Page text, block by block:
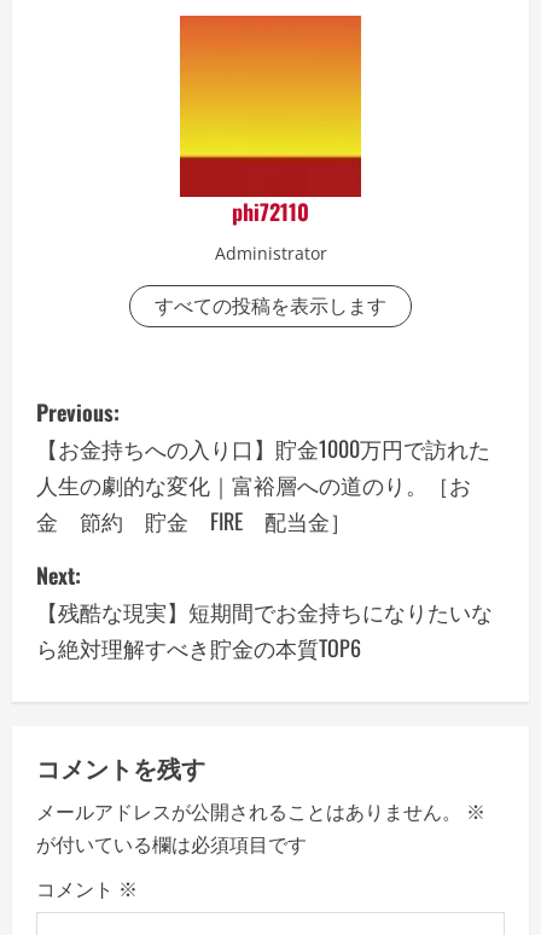
phi72110
Administrator
すべての投稿を表示します
P
o
s
t
n
a
v
i
g
a
t
Previous:
【お金持ちへの入り口】貯金1000万円で訪れた
人生の劇的な変化｜富裕層への道のり。［お
金 節約 貯金 FIRE 配当金］
Next:
【残酷な現実】短期間でお金持ちになりたいな
ら絶対理解すべき貯金の本質TOP6
コメントを残す
メールアドレスが公開されることはありません。
※
が付いている欄は必須項目です
コメント ※